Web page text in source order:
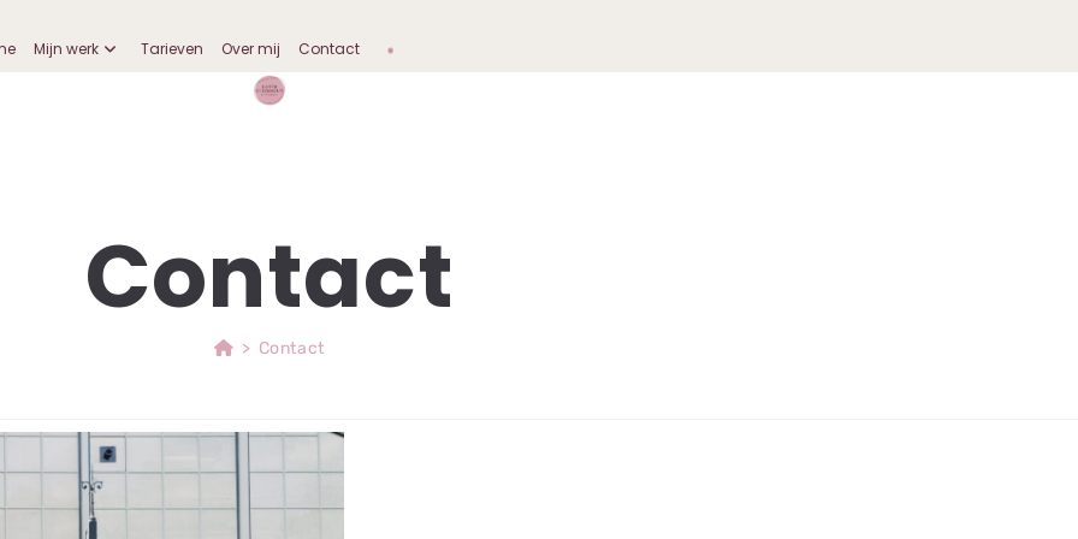
Mijn werk Tarieven Over mij Contact
Contact
> Contact